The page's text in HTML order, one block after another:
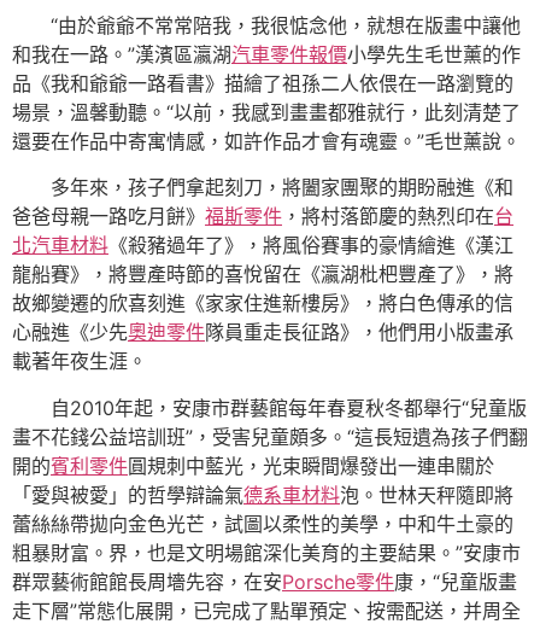
“由於爺爺不常常陪我，我很惦念他，就想在版畫中讓他
和我在一路。”漢濱區瀛湖汽車零件報價小學先生毛世薰的作
品《我和爺爺一路看書》描繪了祖孫二人依偎在一路瀏覽的
場景，溫馨動聽。“以前，我感到畫畫都雅就行，此刻清楚了
還要在作品中寄寓情感，如許作品才會有魂靈。”毛世薰說。
多年來，孩子們拿起刻刀，將闔家團聚的期盼融進《和
爸爸母親一路吃月餅》 福斯零件 ，將村落節慶的熱烈印在台
北汽車材料 《殺豬過年了》，將風俗賽事的豪情繪進《漢江
龍船賽》，將豐產時節的喜悅留在《瀛湖枇杷豐產了》，將
故鄉變遷的欣喜刻進《家家住進新樓房》，將白色傳承的信
心融進《少先奧迪零件隊員重走長征路》，他們用小版畫承
載著年夜生涯。
自2010年起，安康市群藝館每年春夏秋冬都舉行“兒童版
畫不花錢公益培訓班”，受害兒童頗多。“這長短遺為孩子們翻
開的賓利零件圓規刺中藍光，光束瞬間爆發出一連串關於
「愛與被愛」的哲學辯論氣德系車材料泡。世林天秤隨即將
蕾絲絲帶拋向金色光芒，試圖以柔性的美學，中和牛土豪的
粗暴財富。界，也是文明場館深化美育的主要結果。”安康市
群眾藝術館館長周墻先容，在安Porsche零件康，“兒童版畫
走下層”常態化展開，已完成了點單預定、按需配送，并周全